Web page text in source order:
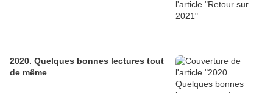
2020. Quelques bonnes lectures tout
de même